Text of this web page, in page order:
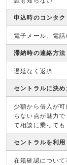
申込時のコンタク
電子メール、電
滞納時の連絡方法
遅延なく返済
セントラルに決め
少額から借入が
らない点が魅力
て相談に乗っても
セントラルを利
在籍確認につい